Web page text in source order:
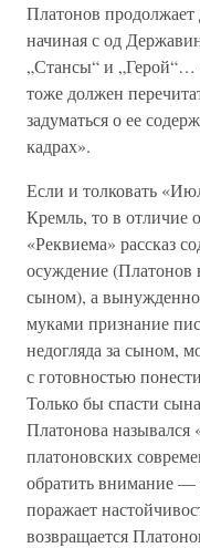
Платонов
начиная с од
„Стансы“ и
тоже должен
задуматься о ее
кадрах».
Если и толковать
Кремль, то в отличие
«Реквиема» рассказ
осуждение (Платонов
сыном), а
муками признание
недогляда за сыном,
с готовностью
Только бы спасти
Платонова назывался
платоновских
обратить внимание
поражает
возвращается